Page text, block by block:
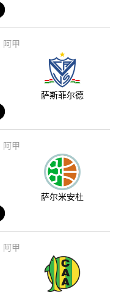
阿甲
萨斯菲尔德
阿甲
萨尔米安杜
阿甲